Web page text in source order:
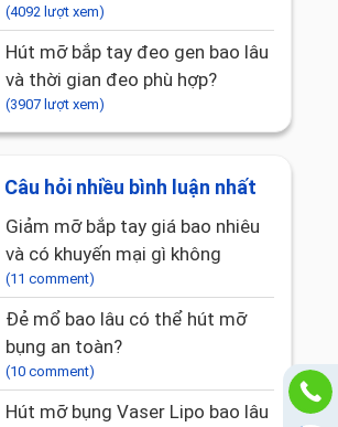
(4092 lượt xem)
Hút mỡ bắp tay đeo gen bao lâu
và thời gian đeo phù hợp?
(3907 lượt xem)
Câu hỏi nhiều bình luận nhất
giảm mỡ bắp tay giá bao nhiêu
và có khuyến mại gì không
(11 comment)
Đẻ mổ bao lâu có thể hút mỡ
bụng an toàn?
(10 comment)
Hút mỡ bụng Vaser Lipo bao lâu